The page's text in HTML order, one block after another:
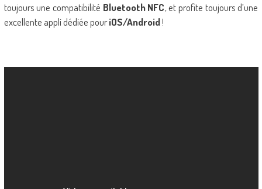
toujours une compatibilité Bluetooth NFC, et profite toujours d’une
excellente appli dédiée pouriOS/Android!